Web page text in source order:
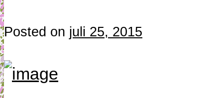
Posted on juli 25, 2015